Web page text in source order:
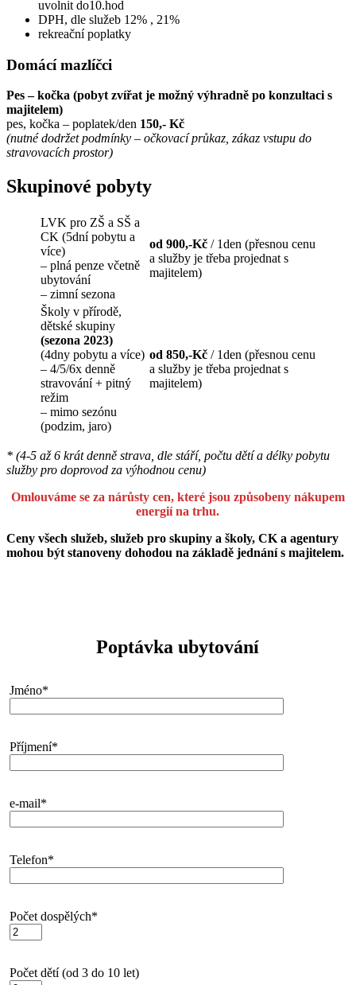
uvolnit do10.hod
DPH, dle služeb 12% , 21%
rekreační poplatky
Domácí mazlíčci
Pes – kočka (pobyt zvířat je možný výhradně po konzultaci s
majitelem)
pes, kočka – poplatek/den 150,- Kč
(nutné dodržet podmínky – očkovací průkaz, zákaz vstupu do
stravovacích prostor)
Skupinové pobyty
LVK pro ZŠ a SŠ a
CK (5dní pobytu a
více)
– plná penze včetně
ubytování
– zimní sezona
od 900,-Kč / 1den (přesnou cenu
a služby je třeba projednat s
majitelem)
Školy v přírodě,
dětské skupiny
(sezona 2023)
(4dny pobytu a více)
– 4/5/6x denně
stravování + pitný
režim
– mimo sezónu
(podzim, jaro)
od 850,-Kč / 1den (přesnou cenu
a služby je třeba projednat s
majitelem)
* (4-5 až 6 krát denně strava, dle stáří, počtu dětí a délky pobytu
služby pro doprovod za výhodnou cenu)
Omlouváme se za nárůsty cen, které jsou způsobeny nákupem
energií na trhu.
Ceny všech služeb, služeb pro skupiny a školy, CK a agentury
mohou být stanoveny dohodou na základě jednání s majitelem.
Poptávka ubytování
Jméno*
Příjmení*
e-mail*
Telefon*
Počet dospělých*
Počet dětí (od 3 do 10 let)